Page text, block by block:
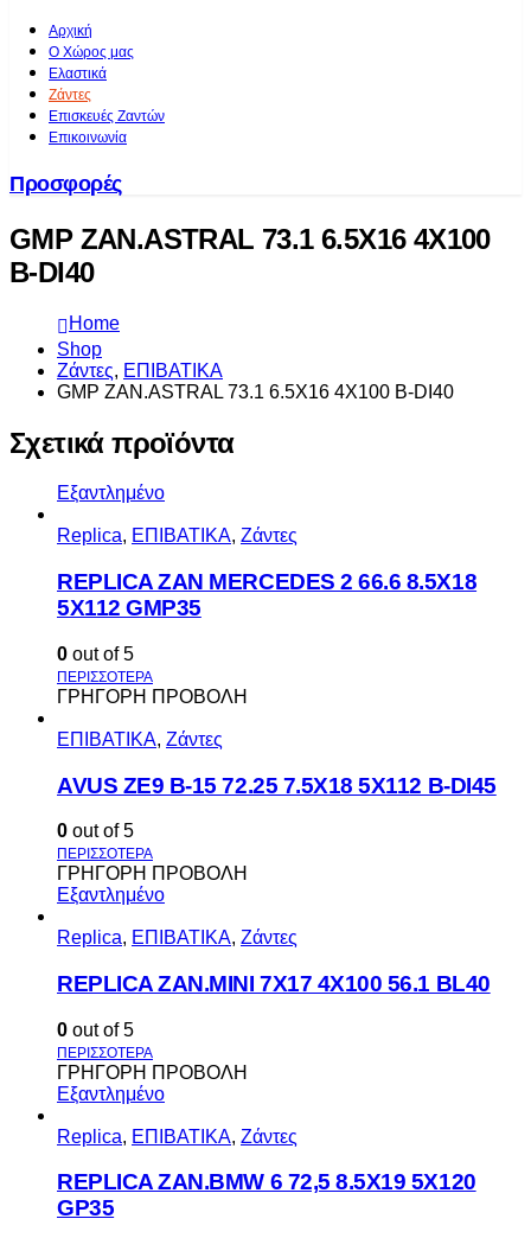
Αρχική
Ο Χώρος μας
Ελαστικά
Ζάντες
Επισκευές Ζαντών
Επικοινωνία
Προσφορές
GMP ZAN.ASTRAL 73.1 6.5X16 4X100
B-DI40
Home
Shop
Ζάντες, ΕΠΙΒΑΤΙΚΑ
GMP ZAN.ASTRAL 73.1 6.5X16 4X100 B-DI40
Σχετικά προϊόντα
Εξαντλημένο
Replica, ΕΠΙΒΑΤΙΚΑ, Ζάντες
REPLICA ZAN MERCEDES 2 66.6 8.5X18
5X112 GMP35
0 out of 5
ΓΡΗΓΟΡΗ ΠΡΟΒΟΛΗ
ΕΠΙΒΑΤΙΚΑ, Ζάντες
AVUS ΖΕ9 Β-15 72.25 7.5Χ18 5Χ112 Β-DI45
0 out of 5
ΓΡΗΓΟΡΗ ΠΡΟΒΟΛΗ
Εξαντλημένο
Replica, ΕΠΙΒΑΤΙΚΑ, Ζάντες
REPLICA ZAN.MINI 7X17 4X100 56.1 BL40
0 out of 5
ΓΡΗΓΟΡΗ ΠΡΟΒΟΛΗ
Εξαντλημένο
Replica, ΕΠΙΒΑΤΙΚΑ, Ζάντες
REPLICA ZAN.BMW 6 72,5 8.5X19 5X120
GP35